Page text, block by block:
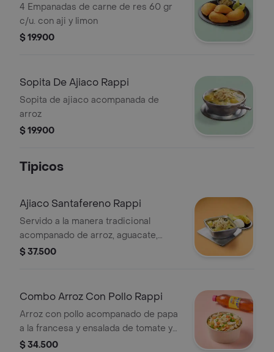
4 Empanadas de carne de res 60 gr
c/u. con aji y limon
$ 19.900
Sopita De Ajiaco Rappi
Sopita de ajiaco acompanada de
arroz
$ 19.900
Tipicos
Ajiaco Santafereno Rappi
Servido a la manera tradicional
acompanado de arroz, aguacate,
alcaparras, crema de leche y
$ 37.500
Combo Arroz Con Pollo Rappi
Arroz con pollo acompanado de papa
a la francesa y ensalada de tomate y
lechuga + gaseosa 400 pet
$ 34.500